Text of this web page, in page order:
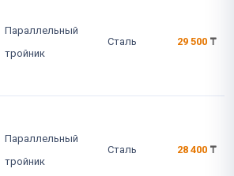
Параллельный
тройник
Сталь 29 500 ₸
Параллельный
тройник
Сталь 28 400 ₸